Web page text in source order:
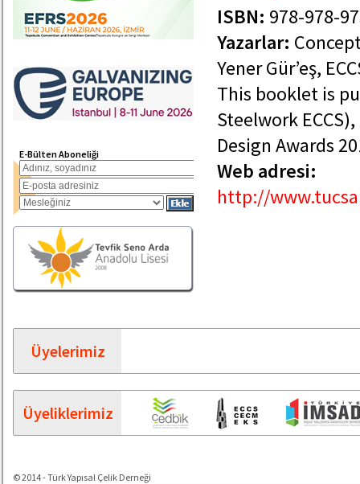
E-Bülten Aboneliği
ISBN: 978-978-
Yazarlar:
Yener Gür’eş,
This booklet is
Steelwork
Design Awards
Web adresi:
http://
Üyelerimiz
Üyeliklerimiz
© 2014 - Türk Yapısal Çelik Derneği